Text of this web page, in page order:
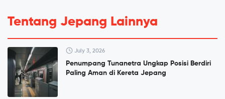
Tentang Jepang Lainnya
July 3, 2026
Penumpang Tunanetra Ungkap Posisi Berdiri
Paling Aman di Kereta Jepang